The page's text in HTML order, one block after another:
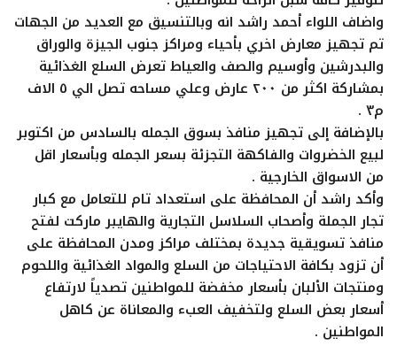
واضاف اللواء أحمد راشد انه وبالتنسيق مع العديد من الجهات
تم تجهيز معارض اخري بأحياء ومراكز جنوب الجيزة والوراق
والبدرشين وأوسيم والصف والعياط تعرض السلع الغذائية
بمشاركة اكثر من ٢٠٠ عارض وعلي مساحه تصل الي ٥ الاف
م٣ .
بالإضافة إلى تجهيز منافذ بسوق الجمله بالسادس من اكتوبر
لبيع الخضروات والفاكهة التجزئة بسعر الجمله وبأسعار اقل
من الاسواق الخارجية .
وأكد راشد أن المحافظة على استعداد تام للتعامل مع كبار
تجار الجملة وأصحاب السلاسل التجارية والهايبر ماركت لفتح
منافذ تسويقية جديدة بمختلف مراكز ومدن المحافظة على
أن تزود بكافة الاحتياجات من السلع والمواد الغذائية واللحوم
ومنتجات الألبان بأسعار مخفضة للمواطنين تصدياً لارتفاع
أسعار بعض السلع ولتخفيف العبء والمعاناة عن كاهل
المواطنين .